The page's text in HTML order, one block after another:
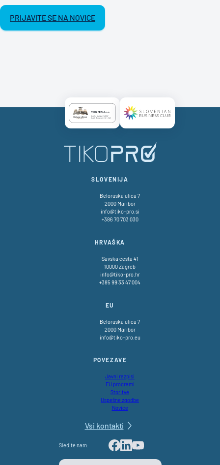
PRIJAVITE SE NA NOVICE
Certificate AAA LogoCertificate SBC Logo
SLOVENIJA
Beloruska ulica 7
2000 Maribor
info@tiko-pro.si
+386 70 703 030
HRVAŠKA
Savska cesta 41
10000 Zagreb
info@tiko-pro.hr
+385 99 33 47 004
EU
Beloruska ulica 7
2000 Maribor
info@tiko-pro.eu
POVEZAVE
Javni razpisi
EU programi
Storitve
Uspešne zgodbe
Novice
Vsi kontakti
Sledite nam:
Facebook
LinkedIn
Youtube